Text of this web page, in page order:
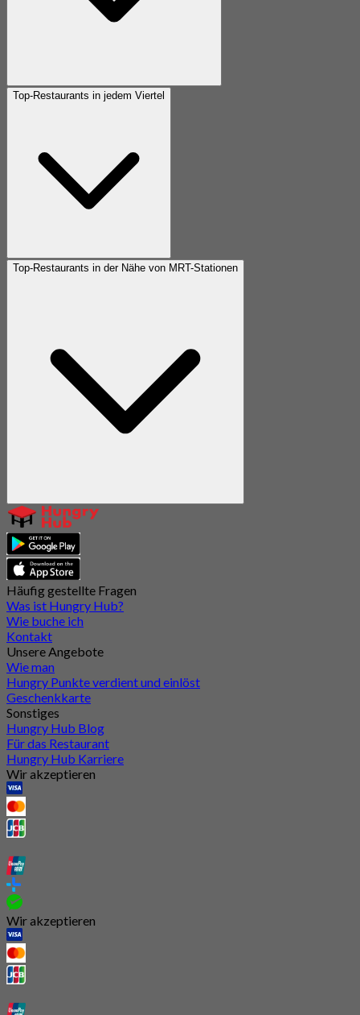
Top-Restaurants in jedem Viertel
Top-Restaurants in der Nähe von MRT-Stationen
Häufig gestellte Fragen
Was ist Hungry Hub?
Wie buche ich
Kontakt
Unsere Angebote
Wie man
Hungry Punkte verdient und einlöst
Geschenkkarte
Sonstiges
Hungry Hub Blog
Für das Restaurant
Hungry Hub Karriere
Wir akzeptieren
Wir akzeptieren